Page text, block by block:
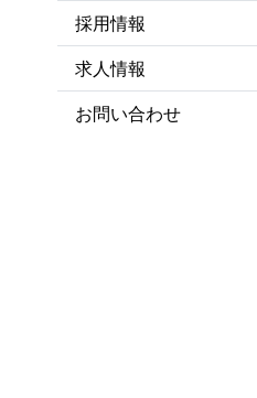
採用情報
求人情報
お問い合わせ